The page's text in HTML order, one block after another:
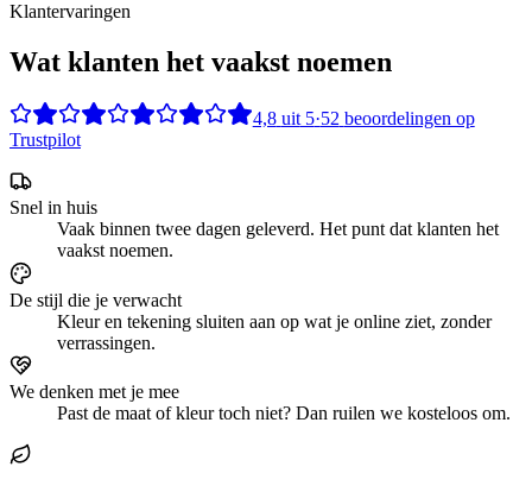
Klantervaringen
Wat klanten het vaakst noemen
4,8 uit5·52 beoordelingen op
Trustpilot
Snel in huis
Vaak binnen twee dagen geleverd. Het punt dat klanten het
vaakst noemen.
De stijl die je verwacht
Kleur en tekening sluiten aan op wat je online ziet, zonder
verrassingen.
We denken met je mee
Past de maat of kleur toch niet? Dan ruilen we kosteloos om.